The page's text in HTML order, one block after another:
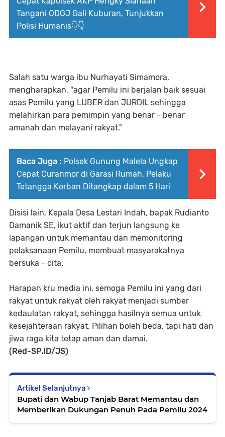
Tangani ODGJ Gali Kuburan, Tunjukkan
Polisi Humanis👇👇
Salah satu warga ibu Nurhayati Simamora,
mengharapkan, "agar Pemilu ini berjalan baik sesuai
asas Pemilu yang LUBER dan JURDIL sehingga
melahirkan para pemimpin yang benar - benar
amanah dan melayani rakyat."
Baca Juga : Polsek Gunung Malela Ungkap
Cepat Curanmor di Garasi Rumah, Pelaku
Tetangga Korban Ditangkap dalam 5 Hari
Disisi lain, Kepala Desa Lestari Indah, bapak Rudianto
Damanik SE, ikut aktif dan terjun langsung ke
lapangan untuk memantau dan memonitoring
pelaksanaan Pemilu, membuat masyarakatnya
bersuka - cita.
Harapan kru media ini, semoga Pemilu ini yang dari
rakyat untuk rakyat oleh rakyat menjadi sumber
kedaulatan rakyat, sehingga hasilnya semua untuk
kesejahteraan rakyat. Pilihan boleh beda, tapi hati dan
jiwa raga kita tetap aman dan damai.
(Red-SP.ID/JS)
Artikel Selanjutnya
Bupati dan Wabup Tanjab Barat Memantau dan
Memberikan Dukungan Penuh Pada Pemilu 2024